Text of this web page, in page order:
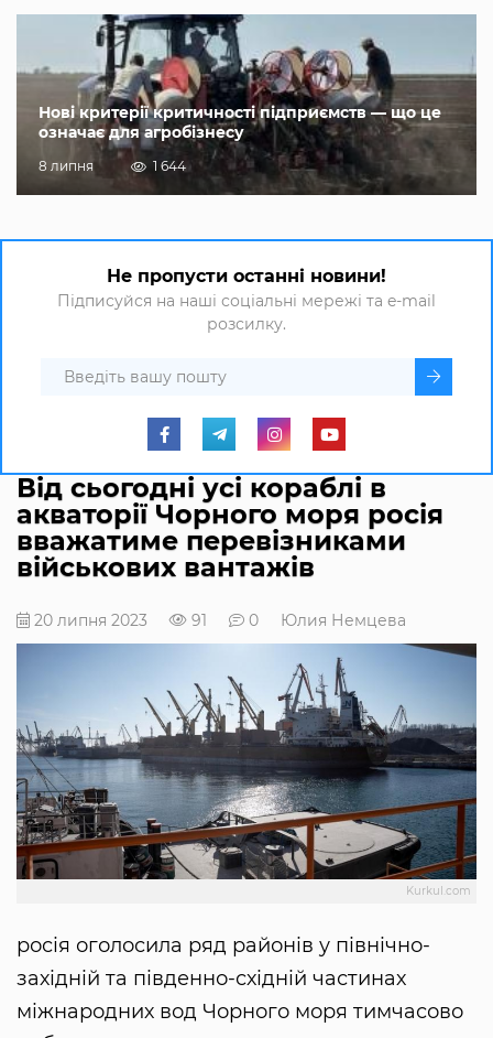
Нові критерії критичності підприємств — що це
означає для агробізнесу
8 липня 1 644
Не пропусти останні новини!
Підписуйся на наші соціальні мережі та e-mail
розсилку.
Від сьогодні усі кораблі в
акваторії Чорного моря росія
вважатиме перевізниками
військових вантажів
20 липня 2023 91 0 Юлия Немцева
Kurkul.com
росія оголосила ряд районів у північно-
західній та південно-східній частинах
міжнародних вод Чорного моря тимчасово